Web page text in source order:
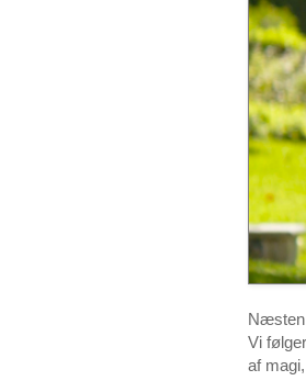
Næsten
Vi
af